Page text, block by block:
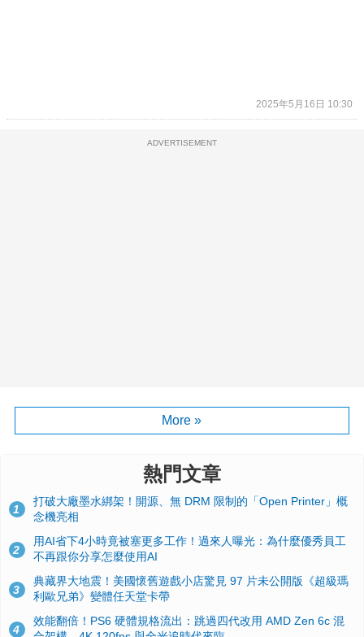
2025年5月16日 10:30
ADVERTISEMENT
More »
熱門文章
1
打破大廠墨水綁架！開源、無 DRM 限制的「Open Printer」概
念機亮相
2
用AI省下4小時竟被塞更多工作！過來人曝光：為什麼優秀員工
不再跟你分享怎麼使用AI
3
典藏界大地震！美國懷舊遊戲小店驚見 97 片未公開版《超級瑪
利歐兄弟》變體任天堂卡帶
4
效能翻倍！PS6 硬體規格流出：跳過四代改用 AMD Zen 6c 混